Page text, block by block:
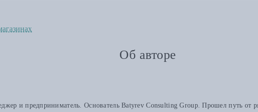
Об авторе
и предприниматель. Основатель Batyrev Consulting Group. Прошел путь от